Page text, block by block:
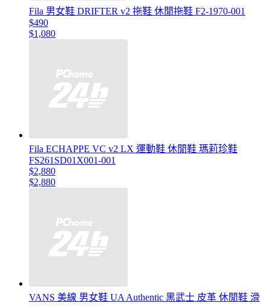
Fila 男女鞋 DRIFTER v2 拖鞋 休閒拖鞋 F2-1970-001
$490
$1,080
Fila ECHAPPE VC v2 LX 運動鞋 休閒鞋 瑪莉珍鞋
FS261SD01X001-001
$2,880
$2,880
VANS 美線 男女鞋 UA Authentic 黑武士 皮革 休閒鞋 滑